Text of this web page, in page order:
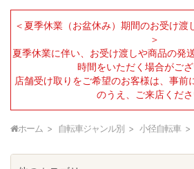
＜夏季休業（お盆休み）期間のお受け渡
＞
夏季休業に伴い、お受け渡しや商品の発
時間をいただく場合がござ
店舗受け取りをご希望のお客様は、事前
のうえ、ご来店くださ
ホーム 自転車ジャンル別 小径自転車